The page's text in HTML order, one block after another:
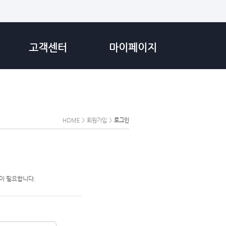
고객센터 마이페이지
HOME > 회원가입 > 로그인
필요합니다.